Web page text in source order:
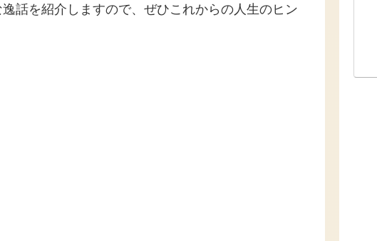
話を紹介しますので、ぜひこれからの人生のヒン